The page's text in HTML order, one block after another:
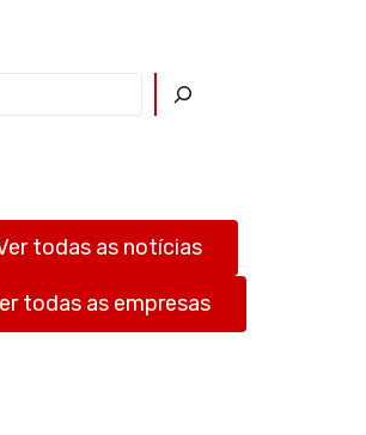
todas as notícias
todas as empresas